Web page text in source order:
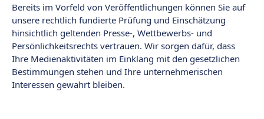
Bereits im Vorfeld von Veröffentlichungen können Sie auf
unsere rechtlich fundierte Prüfung und Einschätzung
hinsichtlich geltenden Presse-, Wettbewerbs- und
Persönlichkeitsrechts vertrauen. Wir sorgen dafür, dass
Ihre Medienaktivitäten im Einklang mit den gesetzlichen
Bestimmungen stehen und Ihre unternehmerischen
Interessen gewahrt bleiben.